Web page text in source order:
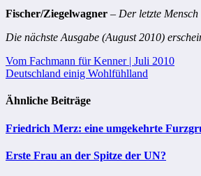
Fischer/Ziegelwagner – Der letzte Mensch
Die nächste Ausgabe (August 2010)
Beitragsnavigation
Vom Fachmann für Kenner | Juli 2010
Deutschland einig Wohlfühlland
Ähnliche Beiträge
Friedrich Merz: eine umgekehrte
Erste Frau an der Spitze der UN?